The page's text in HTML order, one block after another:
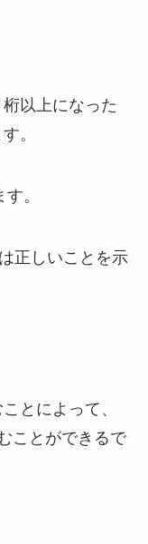
以上になった
。
。
正しいことを示
とによって、
ことができるで